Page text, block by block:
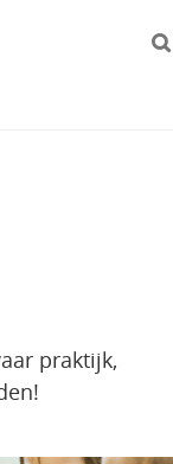
praktijk,